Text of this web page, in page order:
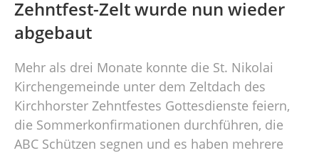
Zehntfest-Zelt wurde nun wieder
abgebaut
Mehr als drei Monate konnte die St. Nikolai
Kirchengemeinde unter dem Zeltdach des
Kirchhorster Zehntfestes Gottesdienste feiern,
die Sommerkonfirmationen durchführen, die
ABC Schützen segnen und es haben mehrere